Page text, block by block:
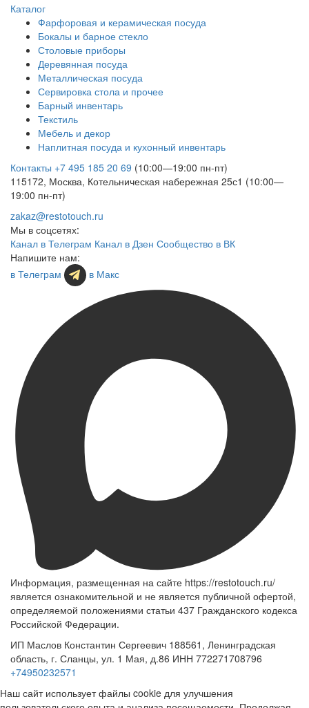
Каталог
Фарфоровая и керамическая посуда
Бокалы и барное стекло
Столовые приборы
Деревянная посуда
Металлическая посуда
Сервировка стола и прочее
Барный инвентарь
Текстиль
Мебель и декор
Наплитная посуда и кухонный инвентарь
Контакты +7 495 185 20 69 (10:00—19:00 пн-пт)
115172, Москва, Котельническая набережная 25с1 (10:00—
19:00 пн-пт)
zakaz@restotouch.ru
Мы в соцсетях:
Канал в Телеграм Канал в Дзен Сообщество в ВК
Напишите нам:
в Телеграм
в Макс
Информация, размещенная на сайте https://restotouch.ru/
является ознакомительной и не является публичной офертой,
определяемой положениями статьи 437 Гражданского кодекса
Российской Федерации.
ИП Маслов Константин Сергеевич 188561, Ленинградская
область, г. Сланцы, ул. 1 Мая, д.86 ИНН 772271708796
+74950232571
Наш сайт использует файлы cookie для улучшения